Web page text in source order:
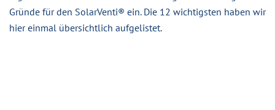
Gründe für den SolarVenti® ein. Die 12 wichtigsten haben wir
hier einmal übersichtlich aufgelistet.